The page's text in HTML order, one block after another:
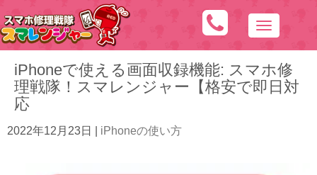
N
a
v
i
iPhoneで使える画面収録機能: スマホ修
理戦隊！スマレンジャー【格安で即日対
応
2022年12月23日 iPhoneの使い方